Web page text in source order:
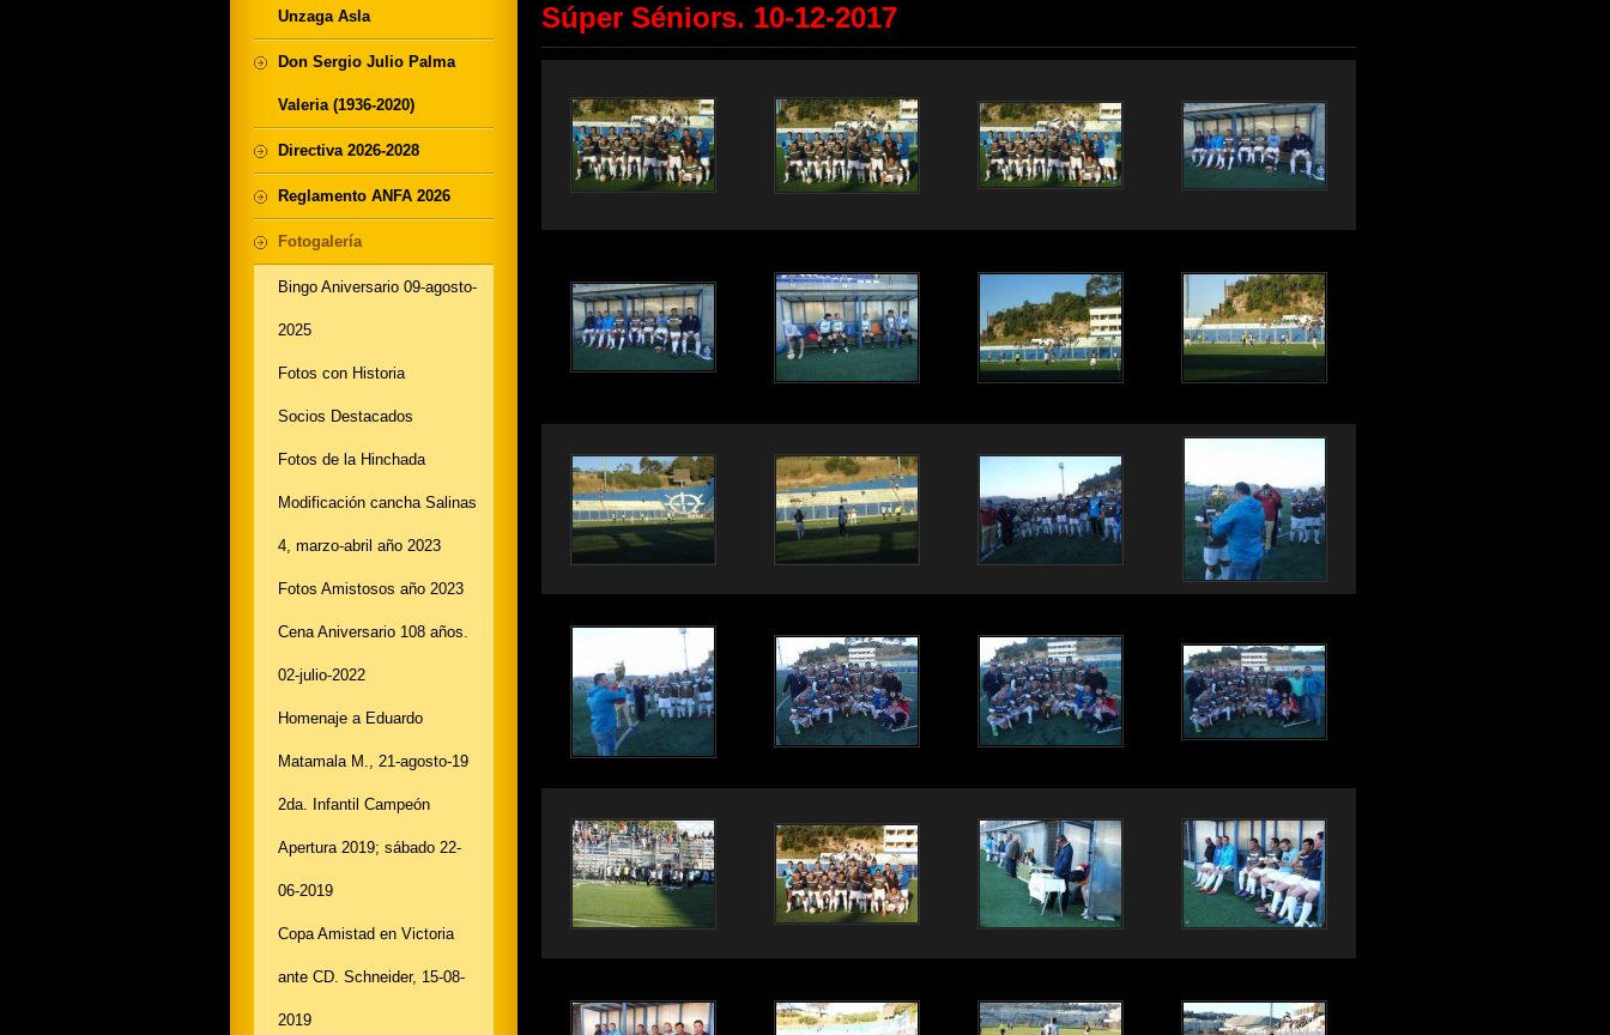
Súper Séniors. 10-12-2017
Unzaga Asla
Don Sergio Julio Palma
Valeria (1936-2020)
Directiva 2026-2028
Reglamento ANFA 2026
Fotogalería
Bingo Aniversario 09-agosto-
2025
Fotos con Historia
Socios Destacados
Fotos de la Hinchada
Modificación cancha Salinas
4, marzo-abril año 2023
Fotos Amistosos año 2023
Cena Aniversario 108 años.
02-julio-2022
Homenaje a Eduardo
Matamala M., 21-agosto-19
2da. Infantil Campeón
Apertura 2019; sábado 22-
06-2019
Copa Amistad en Victoria
ante CD. Schneider, 15-08-
2019